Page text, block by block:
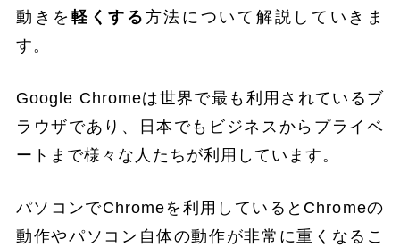
動きを軽くする 方法について解説していきま
す。
Google Chromeは世界で最も利用されているブ
ラウザであり、日本でもビジネスからプライベ
ートまで様々な人たちが利用しています。
パソコンでChromeを利用しているとChromeの
動作やパソコン自体の動作が非常に重くなるこ